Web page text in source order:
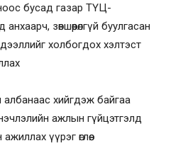
бусад газар ТҮЦ-
зөвшөөрөлгүй буулгасан
холбогдох хэлтэст
албанаас хийгдэж байгаа
ажлын гүйцэтгэлд
үүрэг өглөө.